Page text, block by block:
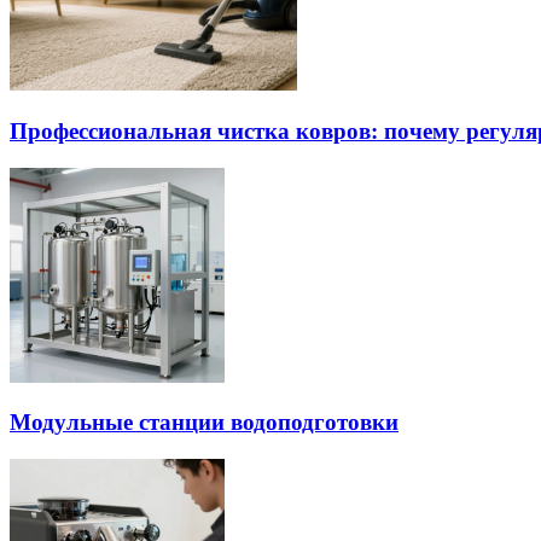
Профессиональная чистка ковров: почему
Модульные станции водоподготовки